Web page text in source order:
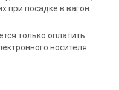
при посадке в вагон.
только оплатить
носителя